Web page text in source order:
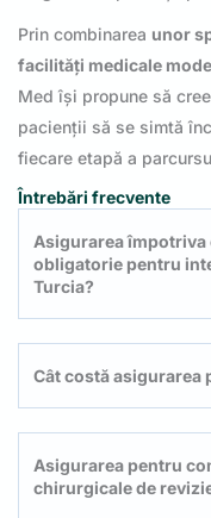
Prin combinarea unor
facilități medicale
Med își propune să
pacienții să se simtă
fiecare etapă a
Întrebări frecvente
Asigurarea
obligatorie pentru
Turcia?
Cât costă asigurarea
Asigurarea pentru
chirurgicale de